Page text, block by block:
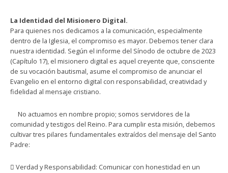
​La Identidad del Misionero Digital.
​Para quienes nos dedicamos a la comunicación, especialmente
dentro de la Iglesia, el compromiso es mayor. Debemos tener clara
nuestra identidad. Según el informe del Sínodo de octubre de 2023
(Capítulo 17), el misionero digital es aquel creyente que, consciente
de su vocación bautismal, asume el compromiso de anunciar el
Evangelio en el entorno digital con responsabilidad, creatividad y
fidelidad al mensaje cristiano.
​ No actuamos en nombre propio; somos servidores de la
comunidad y testigos del Reino. Para cumplir esta misión, debemos
cultivar tres pilares fundamentales extraídos del mensaje del Santo
Padre:
 Verdad y Responsabilidad: Comunicar con honestidad en un